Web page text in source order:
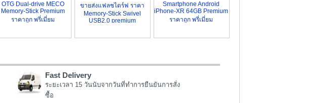
OTG Dual-drive MECO
Memory-Stick Premium
ราคาถูก พรี่เมี่ยม
ขายส่งแฟลชไดร์ฟ ราคา
Memory-Stick Swivel
USB2.0 premium
Smartphone Android
iPhone-XR 64GB Premium
ราคาถูก พรี่เมี่ยม
Fast Delivery
ระยะเวลา 15 วันนับจากวันที่ทำการยืนยันการสั่ง
ซื้อ